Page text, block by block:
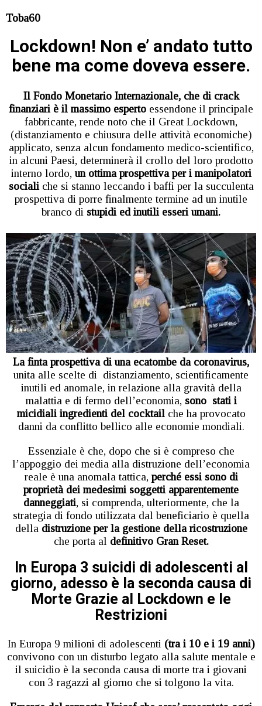
Toba60
Lockdown! Non e’ andato tutto
bene ma come doveva essere.
Il Fondo Monetario Internazionale, che di crack
finanziari è il massimo esperto essendone il principale
fabbricante, rende noto che il Great Lockdown,
(distanziamento e chiusura delle attività economiche)
applicato, senza alcun fondamento medico-scientifico,
in alcuni Paesi, determinerà il crollo del loro prodotto
interno lordo, un ottima prospettiva per i manipolatori
socialiche si stanno leccando i baffi per la succulenta
prospettiva di porre finalmente termine ad un inutile
branco di stupidi ed inutili esseri umani.
La finta prospettiva di una ecatombe da coronavirus,
unita alle scelte di distanziamento, scientificamente
inutili ed anomale, in relazione alla gravità della
malattia e di fermo dell’economia, sono stati i
micidiali ingredienti del cocktail che ha provocato
danni da conflitto bellico alle economie mondiali.
Essenziale è che, dopo che si è compreso che
l’appoggio dei media alla distruzione dell’economia
reale è una anomala tattica, perché essi sono di
proprietà dei medesimi soggetti apparentemente
danneggiati, si comprenda, ulteriormente, che la
strategia di fondo utilizzata dal beneficiario è quella
della distruzione per la gestione della ricostruzione
che porta al definitivo Gran Reset.
In Europa 3 suicidi di adolescenti al
giorno, adesso è la seconda causa di
Morte Grazie al Lockdown e le
Restrizioni
In Europa 9 milioni di adolescenti (tra i 10 e i 19 anni)
convivono con un disturbo legato alla salute mentale e
il suicidio è la seconda causa di morte tra i giovani
con 3 ragazzi al giorno che si tolgono la vita.